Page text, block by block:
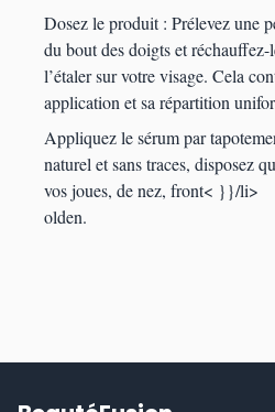
Dosez le produit : Prélevez une
du bout des doigts et
l’étaler sur votre visage. Cela
application et sa répartition
Appliquez le sérum par
naturel et sans traces, disposez
vos joues, de nez, front< }}/li>
olden.